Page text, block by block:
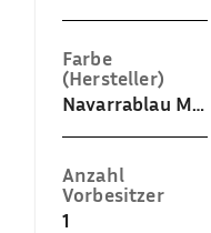
Farbe
(Hersteller)
Navarrablau Metallic
Anzahl
Vorbesitzer
1